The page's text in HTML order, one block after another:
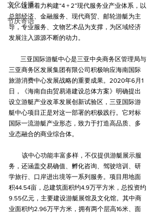
文化传播
节庆寄语
元。这里着力构建“4 + 2”现代服务业产业体系，以
总部经济、金融服务、现代商贸、邮轮游艇为主
导，专业服务、文物艺术品为支撑，为区域经济
发展注入源源不断的动力。
三亚国际游艇中心是三亚中央商务区管理局与
三亚商务区发展集团有限公司积极响应海南国际
旅游消费中心发展战略的重要成果。2020年6月1
日，《海南自由贸易港建设总体方案》明确提出
设立游艇产业改革发展创新试验区，三亚国际游
艇中心项目正是对这一部署的积极践行。它对标
国际一流游艇产业形态，致力于打造高品质、多
业态融合的商业综合体。
该中心功能丰富多样，不仅提供游艇展示服
务，还涵盖交易确值、孵化咨询、驾驶培训、研
学旅行、口岸进出境等一系列服务。项目用地面
积44.54亩，总建筑面积约4.9万平方米，总投资约
9.55亿元，主要建设游艇展馆及文化馆。其中商
业面积约2.96万平方米，拥有两个层高16米、面